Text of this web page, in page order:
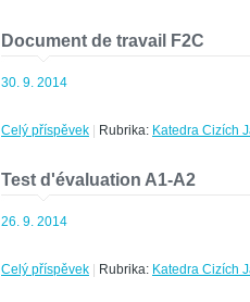
Document de travail F2C
30. 9. 2014
Celý příspěvek Rubrika: Katedra Cizích
Test d'évaluation A1-A2
26. 9. 2014
Celý příspěvek Rubrika: Katedra Cizích